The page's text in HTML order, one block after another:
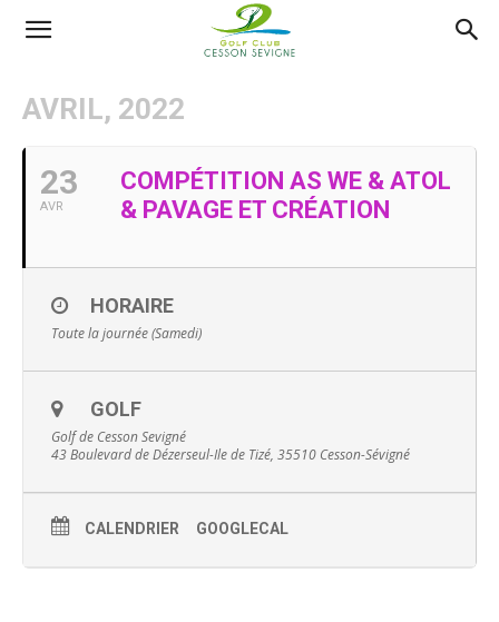
Sevigné
AVRIL, 2022
23
AVR
COMPÉTITION AS WE & ATOL
& PAVAGE ET CRÉATION
HORAIRE
Toute la journée (Samedi)
GOLF
Golf de Cesson Sevigné
43 Boulevard de Dézerseul-Ile de Tizé, 35510 Cesson-Sévigné
CALENDRIER GOOGLECAL